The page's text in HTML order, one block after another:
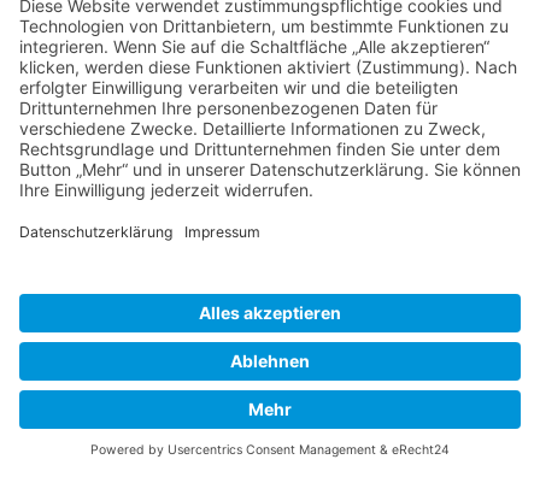
Schon früh engagierte sie sich im Ortsverein Kamenz, indem sie
z.B. die monatlichen Mitgliedsbeiträge kassierte und so zum
Ansprechpartner für viele kleine und große Probleme der Mitglieder
wurde. Von 2012 – 2022 übernahm sie die Leitung der
Regionalgruppe Kamenz und ist bis jetzt im Kreisvorstand tätig. Ein
Teil ihrer Arbeit war z. B. die Sensibilisierung von Grundschülern
für die Belange blinder und sehbehinderter Menschen.
4. Ehrungsrunde
Herr Torsten Seifertaus Kamenz/Deutschbaselitz
Vorgeschlagen von Frau Carola Fabry – Vorsitzende der SG Wiesa
e.V.
Torsten Seifert spielt seit seiner Jugend erfolgreich Tischtennis in der
Sportgemeinschaft Wiesa. Dafür trainiert er intensiv und darüber